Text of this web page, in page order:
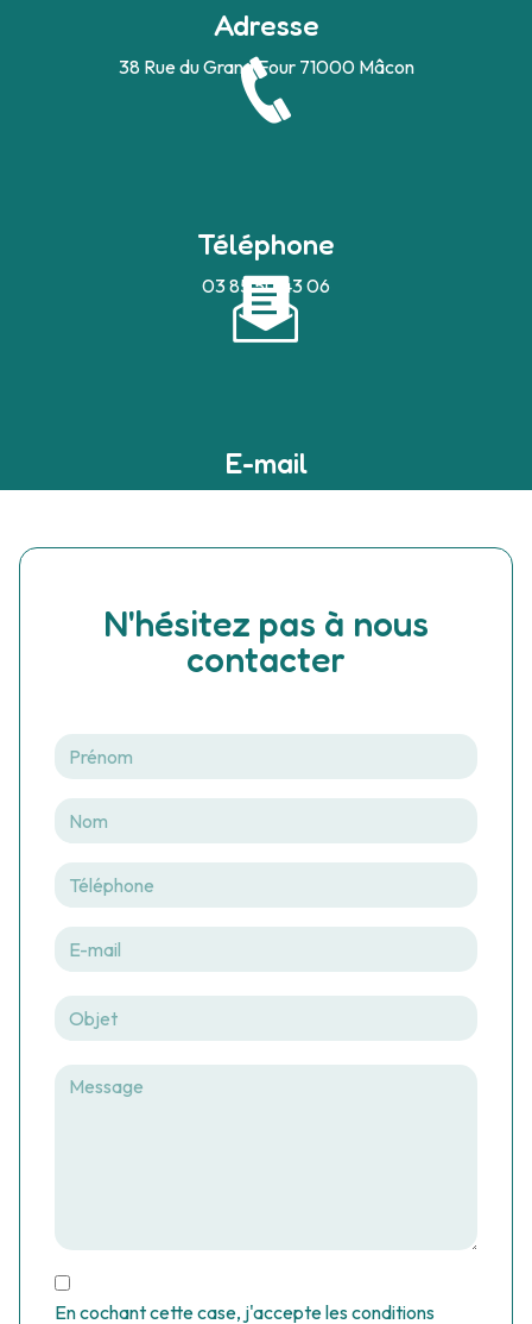
Adresse
38 Rue du Grand Four 71000 Mâcon
Téléphone
03 85 50 43 06
E-mail
N'hésitez pas à nous
contacter
En cochant cette case, j'accepte les conditions